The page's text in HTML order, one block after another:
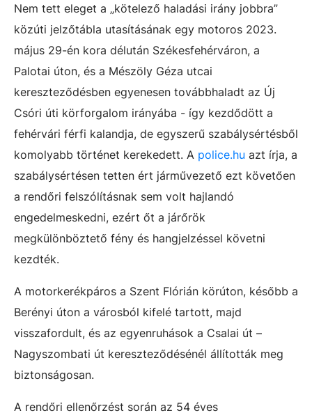
Nem tett eleget a „kötelező haladási irány jobbra”
közúti jelzőtábla utasításának egy motoros 2023.
május 29-én kora délután Székesfehérváron, a
Palotai úton, és a Mészöly Géza utcai
kereszteződésben egyenesen továbbhaladt az Új
Csóri úti körforgalom irányába - így kezdődött a
fehérvári férfi kalandja, de egyszerű szabálysértésből
komolyabb történet kerekedett. A police.hu azt írja, a
szabálysértésen tetten ért járművezető ezt követően
a rendőri felszólításnak sem volt hajlandó
engedelmeskedni, ezért őt a járőrök
megkülönböztető fény és hangjelzéssel követni
kezdték.
A motorkerékpáros a Szent Flórián körúton, később a
Berényi úton a városból kifelé tartott, majd
visszafordult, és az egyenruhások a Csalai út –
Nagyszombati út kereszteződésénél állították meg
biztonságosan.
A rendőri ellenőrzést során az 54 éves